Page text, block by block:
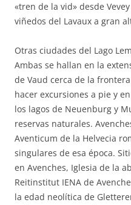
«tren de la vid» desde
viñedos del Lavaux a gran
Otras ciudades del Lago
Ambas se hallan en la
de Vaud cerca de la
hacer excursiones a pie y
los lagos de Neuenburg y
reservas naturales.
Aventicum de la Helvecia
singulares de esa época.
en Avenches, Iglesia de la
Reitinstitut IENA de
la edad neolítica de